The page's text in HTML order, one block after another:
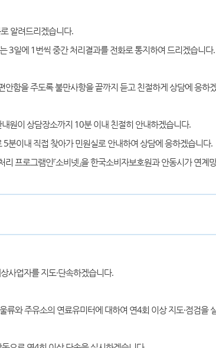
알려드리겠습니다.
3일에 1번씩 중간 처리결과를 전화로 통지하여 드리겠습니다.
함을 주도록 불만사항을 끝까지 듣고 친절하게 상담에 응하
원이 상담장소까지 10분 이내 친절히 안내하겠습니다.
분이내 직접 찾아가 민원실로 안내하여 상담에 응하겠습니다.
프로그램인『소비넷』을 한국소비자보호원과 안동시가 연
사업자를 지도·단속하겠습니다.
와 주유소의 연료유미터에 대하여 연4회 이상 지도·점검을